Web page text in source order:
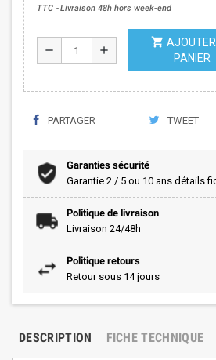
TTC Livraison 48h hors week-end
remove add
shopping_cart
PANIER
PARTAGER TWEET
Garanties sécurité
Garantie 2 / 5 ou 10 ans détails
Politique de livraison
Livraison 24/48h
Politique retours
Retour sous 14 jours
DESCRIPTION FICHE TECHNIQUE